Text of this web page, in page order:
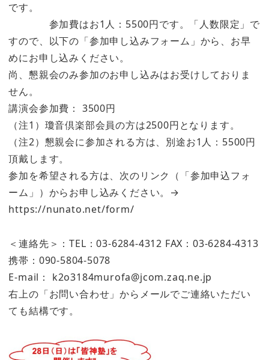
です。
参加費はお1人：5500円です。「人数限定」で
すので、以下の「参加申し込みフォーム」から、お早
めにお申し込みください。
尚、懇親会のみ参加のお申し込みはお受けしておりま
せん。
講演会参加費： 3500円
（注1）瓊音倶楽部会員の方は2500円となります。
（注2）懇親会に参加される方は、別途お1人：5500円
頂戴します。
参加を希望される方は、次のリンク（「参加申込フォ
ーム」）からお申し込みください。→
https://nunato.net/form/
＜連絡先＞：TEL：03-6284-4312 FAX：03-6284-4313
携帯：090-5804-5078
E-mail： k2o3184murofa@jcom.zaq.ne.jp
右上の「お問い合わせ」からメールでご連絡いただい
ても結構です。